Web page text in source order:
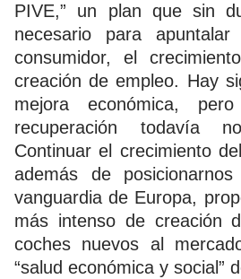
PIVE,” un plan que sin
necesario para
consumidor, el
creación de empleo. Hay
mejora económica,
recuperación todavía
Continuar el crecimiento
además de
vanguardia de Europa,
más intenso de creación
coches nuevos al
“salud económica y social”